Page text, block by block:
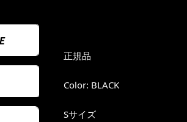
正規品
Color: BLACK
Sサイズ